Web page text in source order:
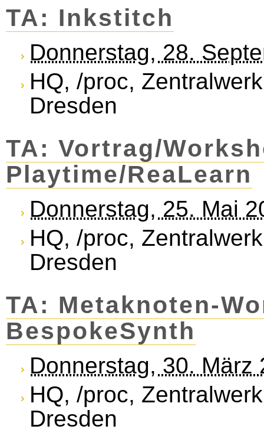
TA: Inkstitch
Donnerstag, 28.
HQ, /proc,
Dresden
TA: Vortrag/
Playtime/ReaLearn
Donnerstag, 25. Mai
HQ, /proc,
Dresden
TA: Metaknoten-
BespokeSynth
Donnerstag, 30. März
HQ, /proc,
Dresden